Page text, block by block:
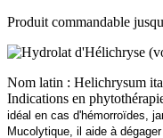
Produit commandable
Nom latin : Helichrysum
Indications en
idéal en cas d'hémorroïdes,
Mucolytique, il aide à